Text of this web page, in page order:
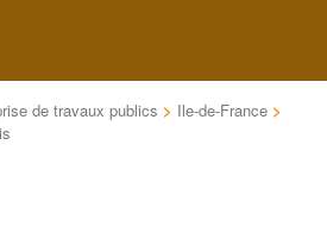
de travaux publics > Ile-de-France >